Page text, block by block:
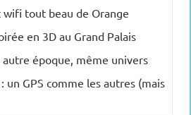
tout beau de Orange
en 3D au Grand Palais
époque, même univers
un GPS comme les autres (mais